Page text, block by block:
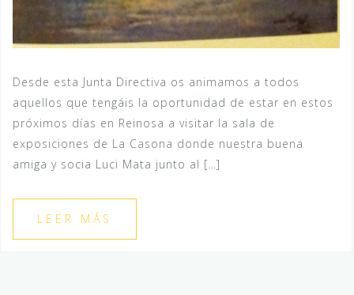
Desde esta Junta Directiva os animamos a todos
aquellos que tengáis la oportunidad de estar en estos
próximos días en Reinosa a visitar la sala de
exposiciones de La Casona donde nuestra buena
amiga y socia Luci Mata junto al […]
LEER MÁS